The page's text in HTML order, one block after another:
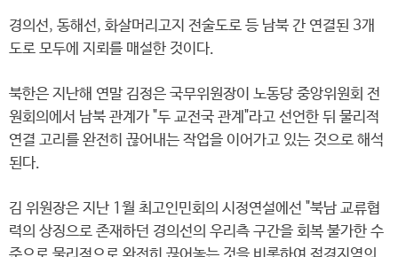
경의선, 동해선, 화살머리고지 전술도로 등 남북 간 연결된 3개
도로 모두에 지뢰를 매설한 것이다.
북한은 지난해 연말 김정은 국무위원장이 노동당 중앙위원회 전
원회의에서 남북 관계가 "두 교전국 관계"라고 선언한 뒤 물리적
연결 고리를 완전히 끊어내는 작업을 이어가고 있는 것으로 해석
된다.
김 위원장은 지난 1월 최고인민회의 시정연설에선 "북남 교류협
력의 상징으로 존재하던 경의선의 우리측 구간을 회복 불가한 수